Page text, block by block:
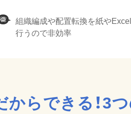
組織編成や配置転換を紙や
行うので非効率
らできる！3